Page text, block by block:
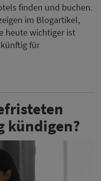
finden und buchen.
im Blogartikel,
heute wichtiger ist
für
kündigen?